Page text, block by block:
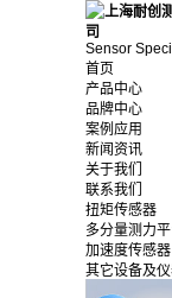
Sensor
首页
产品中心
品牌中心
案例应用
新闻资讯
关于我们
联系我们
扭矩传感器
多分量测力
加速度传感器
其它设备及